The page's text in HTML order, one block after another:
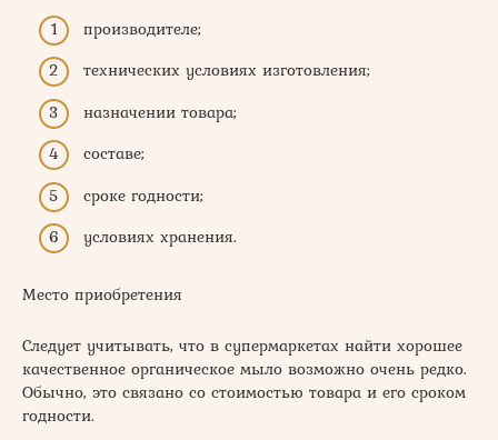
производителе;
технических условиях изготовления;
назначении товара;
составе;
сроке годности;
условиях хранения.
Место приобретения
Следует учитывать, что в супермаркетах найти хорошее
качественное органическое мыло возможно очень редко.
Обычно, это связано со стоимостью товара и его сроком
годности.